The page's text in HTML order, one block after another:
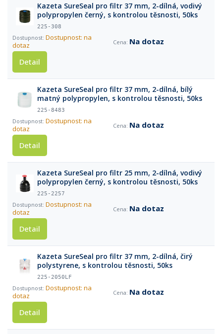
Kazeta SureSeal pro filtr 37 mm, 2-dílná, vodivý
polypropylen černý, s kontrolou těsnosti, 50ks
225-308
Dostupnost: na
dotaz
Na dotaz
Detail
Kazeta SureSeal pro filtr 37 mm, 2-dílná, bílý
matný polypropylen, s kontrolou těsnosti, 50ks
225-8483
Dostupnost: na
dotaz
Na dotaz
Detail
Kazeta SureSeal pro filtr 25 mm, 2-dílná, vodivý
polypropylen černý, s kontrolou těsnosti, 50ks
225-2257
Dostupnost: na
dotaz
Na dotaz
Detail
Kazeta SureSeal pro filtr 37 mm, 2-dílná, čirý
polystyrene, s kontrolou těsnosti, 50ks
225-2050LF
Dostupnost: na
dotaz
Na dotaz
Detail